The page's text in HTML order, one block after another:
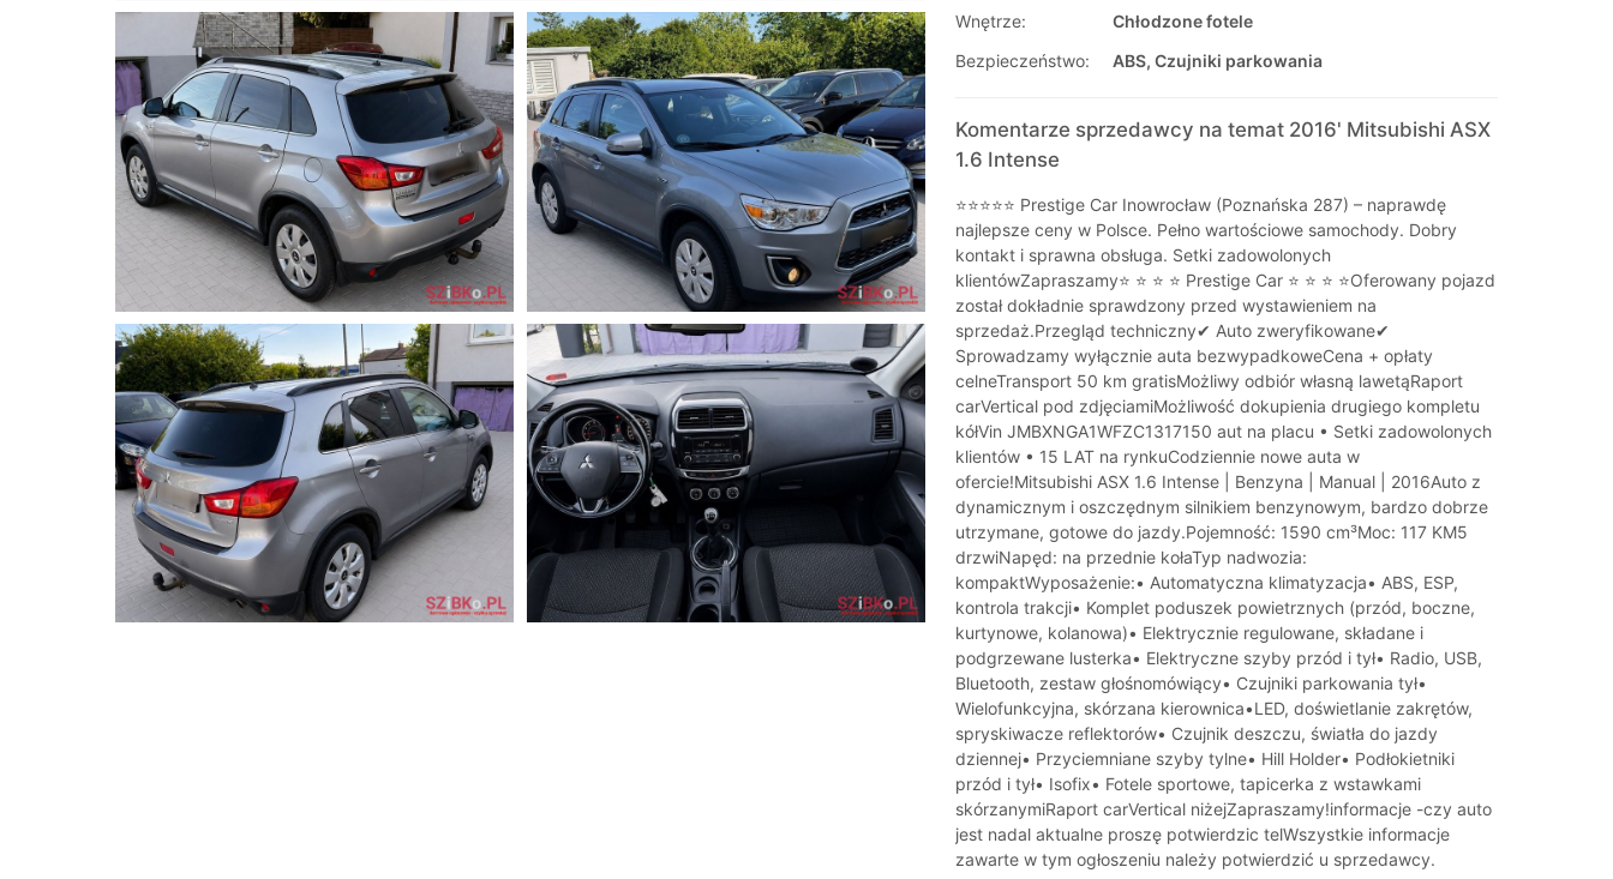
Wnętrze:
Chłodzone fotele
Bezpieczeństwo:
ABS, Czujniki parkowania
Komentarze sprzedawcy na temat 2016' Mitsubishi ASX
1.6 Intense
⭐⭐⭐⭐⭐ Prestige Car Inowrocław (Poznańska 287) – naprawdę
najlepsze ceny w Polsce. Pełno wartościowe samochody. Dobry
kontakt i sprawna obsługa. Setki zadowolonych
klientówZapraszamy⭐ ⭐ ⭐ ⭐ Prestige Car ⭐ ⭐ ⭐ ⭐Oferowany pojazd
został dokładnie sprawdzony przed wystawieniem na
sprzedaż.Przegląd techniczny✔ Auto zweryfikowane✔
Sprowadzamy wyłącznie auta bezwypadkoweCena + opłaty
celneTransport 50 km gratisMożliwy odbiór własną lawetąRaport
carVertical pod zdjęciamiMożliwość dokupienia drugiego kompletu
kółVin JMBXNGA1WFZC1317150 aut na placu • Setki zadowolonych
klientów • 15 LAT na rynkuCodziennie nowe auta w
ofercie!Mitsubishi ASX 1.6 Intense | Benzyna | Manual | 2016Auto z
dynamicznym i oszczędnym silnikiem benzynowym, bardzo dobrze
utrzymane, gotowe do jazdy.Pojemność: 1590 cm³Moc: 117 KM5
drzwiNapęd: na przednie kołaTyp nadwozia:
kompaktWyposażenie:• Automatyczna klimatyzacja• ABS, ESP,
kontrola trakcji• Komplet poduszek powietrznych (przód, boczne,
kurtynowe, kolanowa)• Elektrycznie regulowane, składane i
podgrzewane lusterka• Elektryczne szyby przód i tył• Radio, USB,
Bluetooth, zestaw głośnomówiący• Czujniki parkowania tył•
Wielofunkcyjna, skórzana kierownica•LED, doświetlanie zakrętów,
spryskiwacze reflektorów• Czujnik deszczu, światła do jazdy
dziennej• Przyciemniane szyby tylne• Hill Holder• Podłokietniki
przód i tył• Isofix• Fotele sportowe, tapicerka z wstawkami
skórzanymiRaport carVertical niżejZapraszamy!informacje -czy auto
jest nadal aktualne proszę potwierdzic telWszystkie informacje
zawarte w tym ogłoszeniu należy potwierdzić u sprzedawcy.